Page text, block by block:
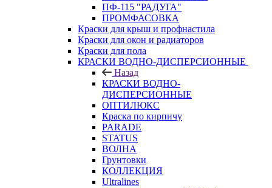
ПФ-115 "РАДУГА"
ПРОМФАСОВКА
Краски для крыш и профнастила
Краски для окон и радиаторов
Краски для пола
КРАСКИ ВОДНО-ДИСПЕРСИОННЫЕ
Назад
КРАСКИ ВОДНО-
ДИСПЕРСИОННЫЕ
ОПТИЛЮКС
Краска по кирпичу
PARADE
STATUS
ВОЛНА
Грунтовки
КОЛЛЕКЦИЯ
Ultralines